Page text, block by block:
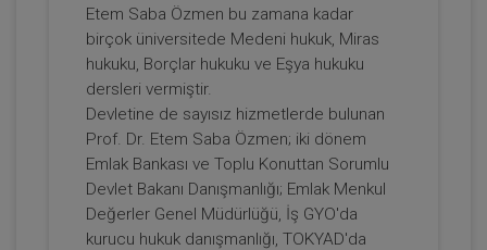
Etem Saba Özmen bu zamana kadar
birçok üniversitede Medeni hukuk, Miras
hukuku, Borçlar hukuku ve Eşya hukuku
dersleri vermiştir.
Devletine de sayısız hizmetlerde bulunan
Prof. Dr. Etem Saba Özmen; iki dönem
Emlak Bankası ve Toplu Konuttan Sorumlu
Devlet Bakanı Danışmanlığı; Emlak Menkul
Değerler Genel Müdürlüğü, İş GYO'da
kurucu hukuk danışmanlığı, TOKYAD'da